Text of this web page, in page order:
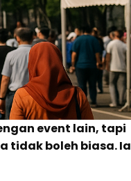
event lain, tapi
tidak boleh biasa. Ia